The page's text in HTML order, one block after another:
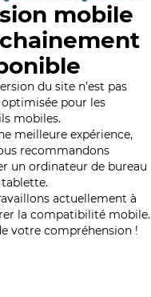
mobile
du site n’est pas
pour les
mobiles.
meilleure expérience,
recommandons
un ordinateur de bureau
actuellement à
la compatibilité mobile.
votre compréhension !